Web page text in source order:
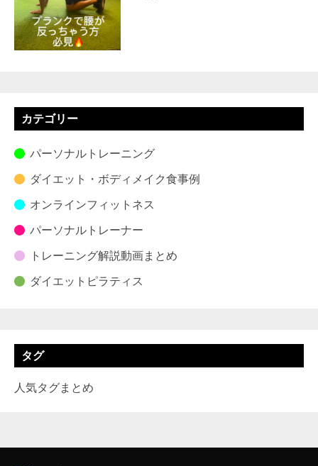
カテゴリー
パーソナルトレーニング
ダイエット・ボディメイク食事例
オンラインフィットネス
パーソナルトレーナー
トレーニング解説動画まとめ
ダイエットピラティス
タグ
人気タグまとめ